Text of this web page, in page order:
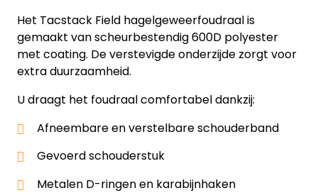
Het Tacstack Field hagelgeweerfoudraal is
gemaakt van scheurbestendig 600D polyester
met coating. De verstevigde onderzijde zorgt voor
extra duurzaamheid.
U draagt het foudraal comfortabel dankzij:
Afneembare en verstelbare schouderband
Gevoerd schouderstuk
Metalen D-ringen en karabijnhaken